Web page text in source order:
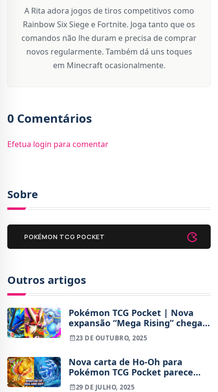
A Rita adora jogos de tiros competitivos como
Rainbow Six Siege e Fortnite. Joga tanto que os
comandos não lhe duram e precisa de comprar
novos regularmente. Também dá uns toques
em Minecraft ocasionalmente.
0 Comentários
Efetua login para comentar
Sobre
POKÉMON TCG POCKET
Outros artigos
Pokémon TCG Pocket | Nova
expansão “Mega Rising” chega a
30 de outubro
23 DE OUTUBRO, 2025
Nova carta de Ho-Oh para
Pokémon TCG Pocket parece
cópia de arte ilustrada por fã
29 DE JULHO, 2025